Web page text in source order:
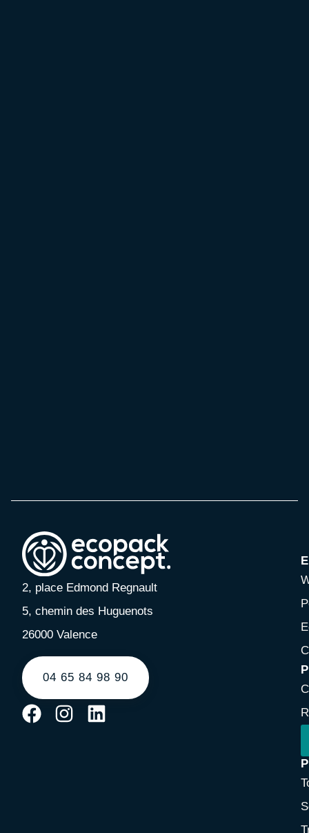
2, place Edmond Regnault
5, chemin des Huguenots
26000 Valence
04 65 84 98 90